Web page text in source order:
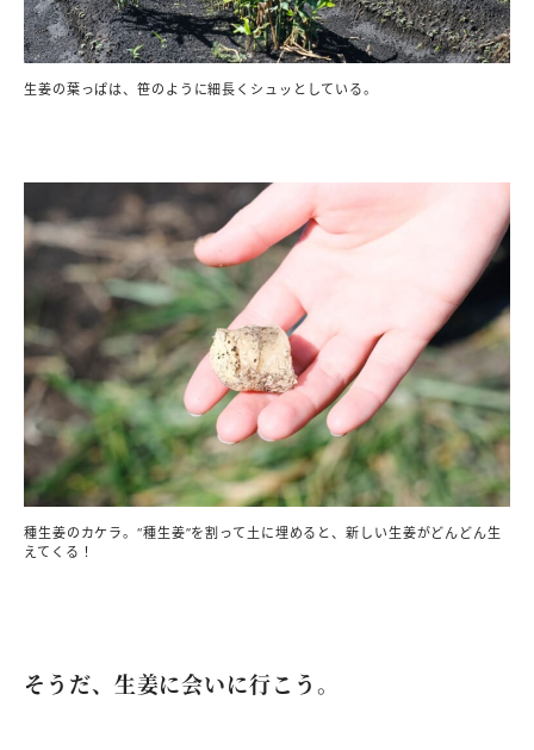
生姜の葉っぱは、笹のように細長くシュッとしている。
種生姜のカケラ。“種生姜”を割って土に埋めると、新しい生姜がどんどん生
えてくる！
そうだ、生姜に会いに行こう。